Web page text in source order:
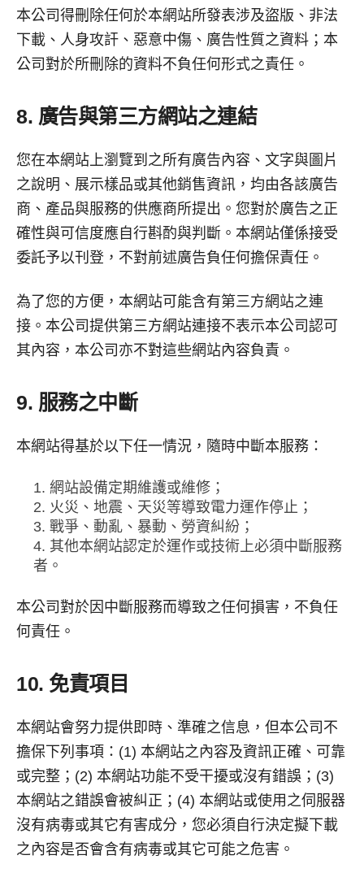
本公司得刪除任何於本網站所發表涉及盜版、非法
下載、人身攻訐、惡意中傷、廣告性質之資料；本
公司對於所刪除的資料不負任何形式之責任。
8. 廣告與第三方網站之連結
您在本網站上瀏覽到之所有廣告內容、文字與圖片
之說明、展示樣品或其他銷售資訊，均由各該廣告
商、產品與服務的供應商所提出。您對於廣告之正
確性與可信度應自行斟酌與判斷。本網站僅係接受
委託予以刊登，不對前述廣告負任何擔保責任。
為了您的方便，本網站可能含有第三方網站之連
接。本公司提供第三方網站連接不表示本公司認可
其內容，本公司亦不對這些網站內容負責。
9. 服務之中斷
本網站得基於以下任一情況，隨時中斷本服務：
網站設備定期維護或維修；
火災、地震、天災等導致電力運作停止；
戰爭、動亂、暴動、勞資糾紛；
其他本網站認定於運作或技術上必須中斷服務
者。
本公司對於因中斷服務而導致之任何損害，不負任
何責任。
10. 免責項目
本網站會努力提供即時、準確之信息，但本公司不
擔保下列事項：(1) 本網站之內容及資訊正確、可靠
或完整；(2) 本網站功能不受干擾或沒有錯誤；(3)
本網站之錯誤會被糾正；(4) 本網站或使用之伺服器
沒有病毒或其它有害成分，您必須自行決定擬下載
之內容是否會含有病毒或其它可能之危害。